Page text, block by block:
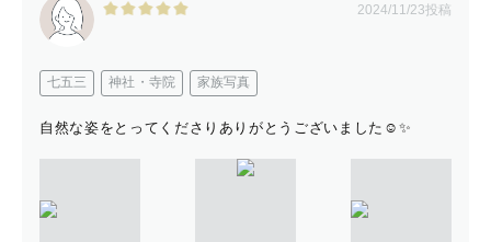
2024/11/23投稿
七五三 神社・寺院 家族写真
自然な姿をとってくださりありがとうございました☺️✨